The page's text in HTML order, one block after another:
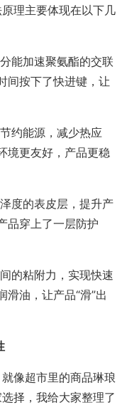
理主要体现在以下几
能加速聚氨酯的交联
间按下了快进键，让
约能源，减少热应
境更友好，产品更稳
度的表皮层，提升产
品穿上了一层防护
的粘附力，实现快速
滑油，让产品“滑”出
像超市里的商品琳琅
择，我给大家整理了